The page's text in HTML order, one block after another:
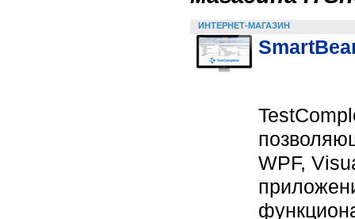
ИНТЕРНЕТ-МАГАЗИН
WPF,